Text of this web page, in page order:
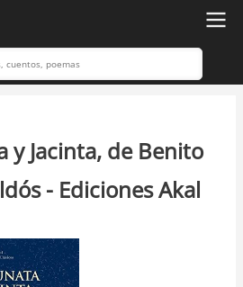
y Jacinta, de Benito
- Ediciones Akal